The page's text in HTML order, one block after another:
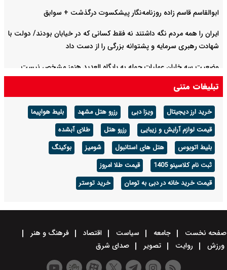
ابوالقاسم قاسم زاده روزنامه‌نگار پیشکسوت درگذشت + سوابق
ایران را همه مردم نگه داشتند نه فقط کسانی که در خیابان بودند/ دولت با
شهادت رهبری سرمایه و پشتوانه بزرگی را از دست داد
وضعیت سه خلبان عملیات حمله به پایگاه العدید هنوز مشخص نیست
روایت دوم پزشکیان با موضوع اقتصاد و معیشت مردم امشب پخش
می‌شود
جزئیات طرح مدیریت تنگه هرمز اعلام شد
تبلیغات متنی
خرید ارز دیجیتال ویزا دبی رزرو هتل مشهد
بلیط هواپیما
قیمت لوازم آرایش و زیبایی
رزرو هتل
طلای آبشده
بلیط اتوبوس
هتل های استانبول شومیز
بوکینگ
ثبت نام کلاسینو 1405
قیمت طلا امروز
قیمت خرید خانه در دبی به تومان
خرید توستر
صفحه نخست جامعه سیاست اقتصاد
فرهنگ و هنر
ورزش
روایت تصویر صدای شرق